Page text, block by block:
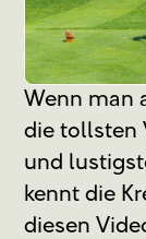
Wenn man
die tollsten
und
kennt die
diesen